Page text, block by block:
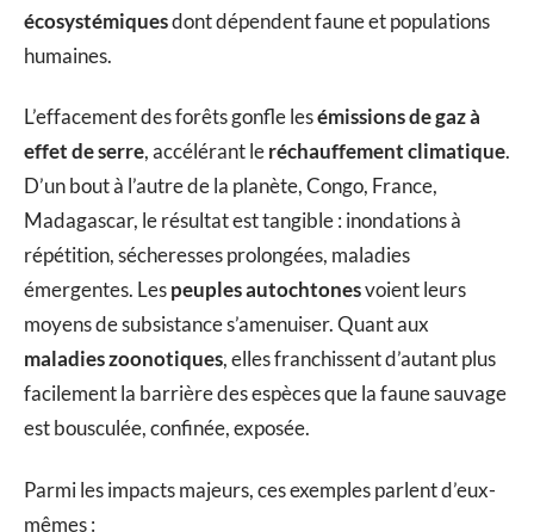
écosystémiquesdont dépendent faune et populations
humaines.
L’effacement des forêts gonfle lesémissions de gaz à
effet de serre, accélérant leréchauffement climatique.
D’un bout à l’autre de la planète, Congo, France,
Madagascar, le résultat est tangible : inondations à
répétition, sécheresses prolongées, maladies
émergentes. Lespeuples autochtonesvoient leurs
moyens de subsistance s’amenuiser. Quant aux
maladies zoonotiques, elles franchissent d’autant plus
facilement la barrière des espèces que la faune sauvage
est bousculée, confinée, exposée.
Parmi les impacts majeurs, ces exemples parlent d’eux-
mêmes :